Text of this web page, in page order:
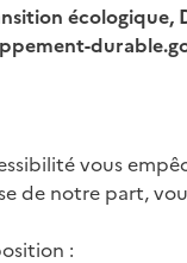
vous
de notre part,
: